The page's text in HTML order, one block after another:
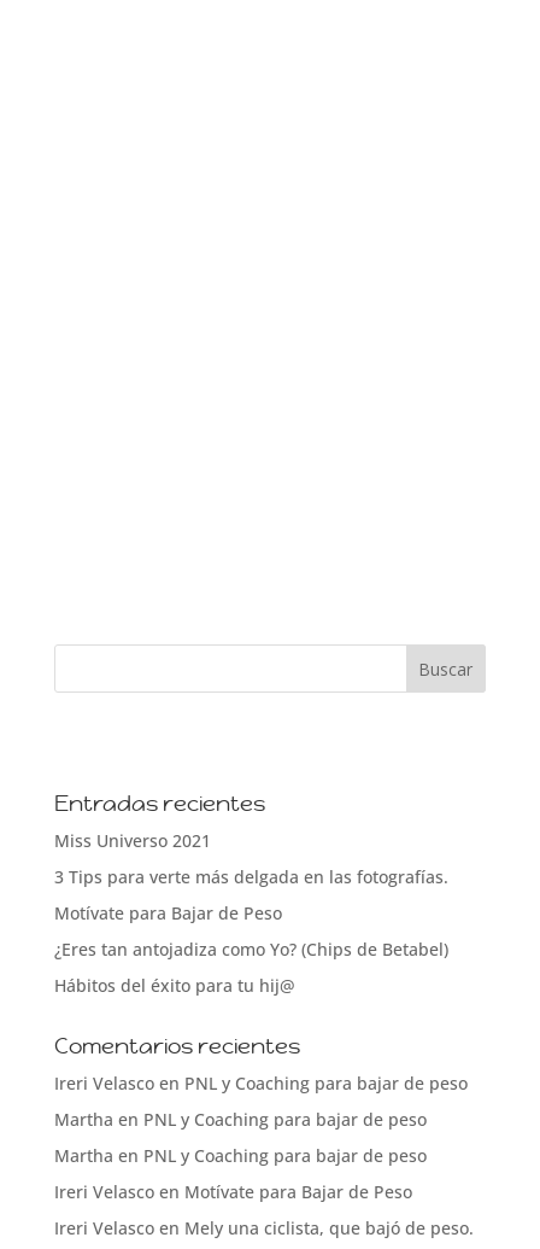
Entradas recientes
Miss Universo 2021
3 Tips para verte más delgada en las fotografías.
Motívate para Bajar de Peso
¿Eres tan antojadiza como Yo? (Chips de Betabel)
Hábitos del éxito para tu hij@
Comentarios recientes
Ireri Velascoen PNL y Coaching para bajar de peso
Martha en PNL y Coaching para bajar de peso
Martha en PNL y Coaching para bajar de peso
Ireri Velascoen Motívate para Bajar de Peso
Ireri Velascoen Mely una ciclista, que bajó de peso.